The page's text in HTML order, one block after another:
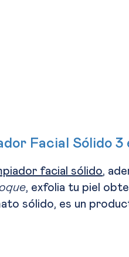
Facial Sólido 3
facial sólido,
, exfolia tu piel
sólido, es un